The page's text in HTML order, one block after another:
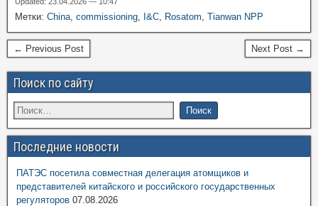
Метки: China, commissioning, I&C, Rosatom, Tianwan NPP
← Previous Post Next Post →
Поиск по сайту
Последние новости
ПАТЭС посетила совместная делегация атомщиков и
представителей китайского и российского государственных
регуляторов 07.08.2026